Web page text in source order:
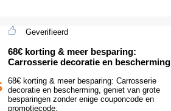
Geverifieerd
68€ korting & meer besparing:
Carrosserie decoratie en bescherming
68€ korting & meer besparing: Carrosserie
decoratie en bescherming, geniet van grote
besparingen zonder enige couponcode en
promotiecode.